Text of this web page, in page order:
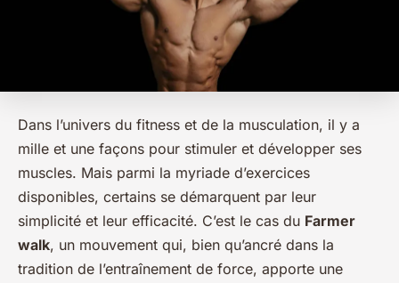
Dans l’univers du fitness et de la musculation, il y a
mille et une façons pour stimuler et développer ses
muscles. Mais parmi la myriade d’exercices
disponibles, certains se démarquent par leur
simplicité et leur efficacité. C’est le cas du Farmer
walk, un mouvement qui, bien qu’ancré dans la
tradition de l’entraînement de force, apporte une